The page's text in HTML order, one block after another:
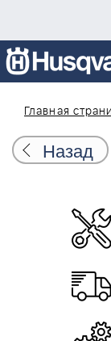
Главная
Назад